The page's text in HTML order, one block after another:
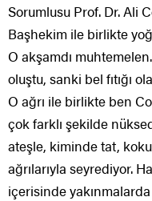
Sorumlusu Prof. Dr. Ali
Başhekim ile birlikte
O akşamdı
oluştu, sanki bel fıtığı
O ağrı ile birlikte ben
çok farklı şekilde
ateşle, kiminde tat,
ağrılarıyla seyrediyor.
içerisinde